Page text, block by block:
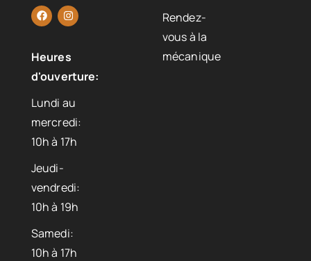
Heures
d'ouverture:
Lundi au
mercredi:
10h à 17h
Jeudi-
vendredi:
10h à 19h
Samedi:
10h à 17h
Rendez-
vous à la
mécanique